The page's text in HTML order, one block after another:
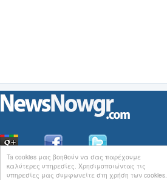
Ta cookies μας βοηθούν να σας παρέχουμε
καλύτερες υπηρεσίες. Χρησιμοποιώντας τις
υπηρεσίες μας συμφωνείτε στη χρήση των cookies.
ΟιΕιδήσεις του NewsNowgr.com στοiNews